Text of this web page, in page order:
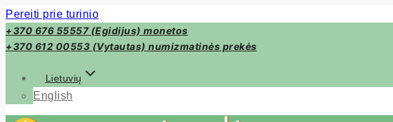
Pereiti prie turinio
+370 676 55557 (Egidijus) monetos
+370 612 00553 (Vytautas) numizmatinės prekės
Lietuvių
English